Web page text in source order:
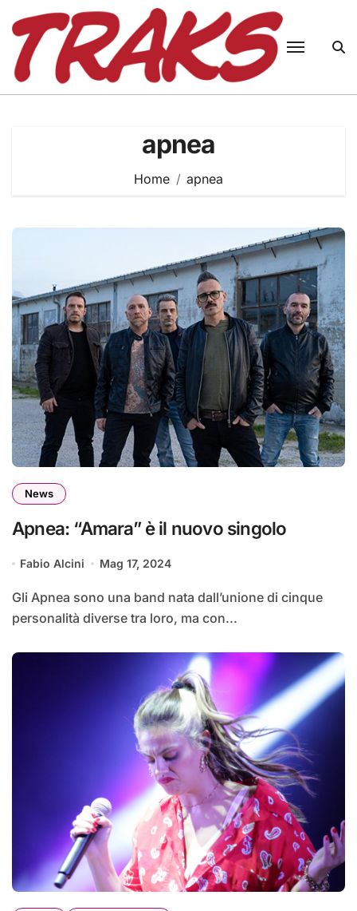
content
apnea
Home apnea
News
Apnea: “Amara” è il nuovo singolo
Fabio Alcini Mag 17, 2024
Gli Apnea sono una band nata dall’unione di cinque
personalità diverse tra loro, ma con...